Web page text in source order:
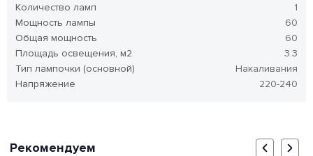
Количество ламп
1
Мощность лампы
60
Общая мощность
60
Площадь освещения, м2
3.3
Тип лампочки (основной)
Накаливания
Напряжение
220-240
Рекомендуем